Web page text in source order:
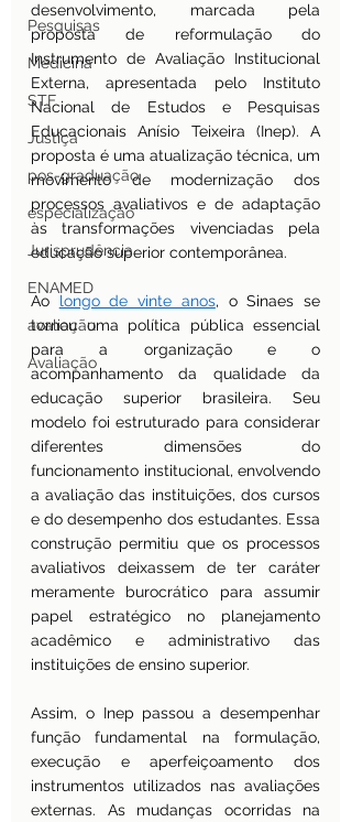
Pesquisas
Medicina
STF
Justiça
pos-graduação
especialização
Jurisprudência
ENAMED
avaliação
Avaliação
desenvolvimento, marcada pela
proposta de reformulação do
Instrumento de Avaliação Institucional
Externa, apresentada pelo Instituto
Nacional de Estudos e Pesquisas
Educacionais Anísio Teixeira (Inep). A
proposta é uma atualização técnica, um
movimento de modernização dos
processos avaliativos e de adaptação
às transformações vivenciadas pela
educação superior contemporânea.
Ao longo de vinte anos, o Sinaes se
tornou uma política pública essencial
para a organização e o
acompanhamento da qualidade da
educação superior brasileira. Seu
modelo foi estruturado para considerar
diferentes dimensões do
funcionamento institucional, envolvendo
a avaliação das instituições, dos cursos
e do desempenho dos estudantes. Essa
construção permitiu que os processos
avaliativos deixassem de ter caráter
meramente burocrático para assumir
papel estratégico no planejamento
acadêmico e administrativo das
instituições de ensino superior.
Assim, o Inep passou a desempenhar
função fundamental na formulação,
execução e aperfeiçoamento dos
instrumentos utilizados nas avaliações
externas. As mudanças ocorridas na